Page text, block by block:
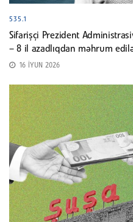
535.1
Sifarişçi Prezident
– 8 il azadlıqdan məhrum
16 İYUN 2026